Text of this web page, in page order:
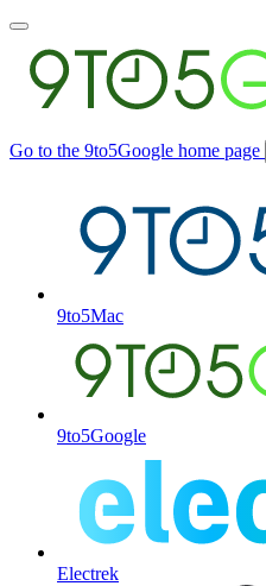
Toggle
main
menu
Go to the 9to5Google home page
9to5Mac
9to5Google
Electrek